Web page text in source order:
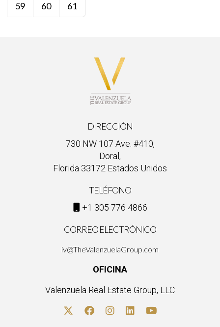
59 60 61
DIRECCIÓN
730 NW 107 Ave. #410,
Doral,
Florida 33172 Estados Unidos
TELÉFONO
+1 305 776 4866
CORREO ELECTRÓNICO
iv@TheValenzuelaGroup.com
OFICINA
Valenzuela Real Estate Group, LLC